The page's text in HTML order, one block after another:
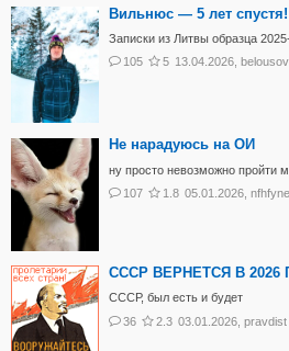
Вильнюс — 5 лет
Записки из Литвы образца
105
5 13.04.2026,
Не нарадуюсь на ОИ
ну просто невозможно пройти
107
1.8 05.01.2026 ,
СССР ВЕРНЕТСЯ В 2026
СССР, был есть и будет
36
2.3 03.01.2026 ,pravdist